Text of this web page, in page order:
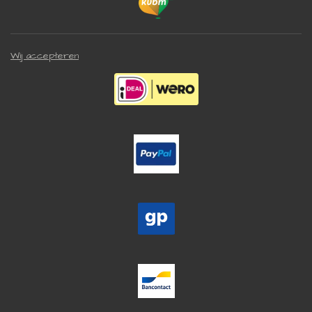
Wij accepteren